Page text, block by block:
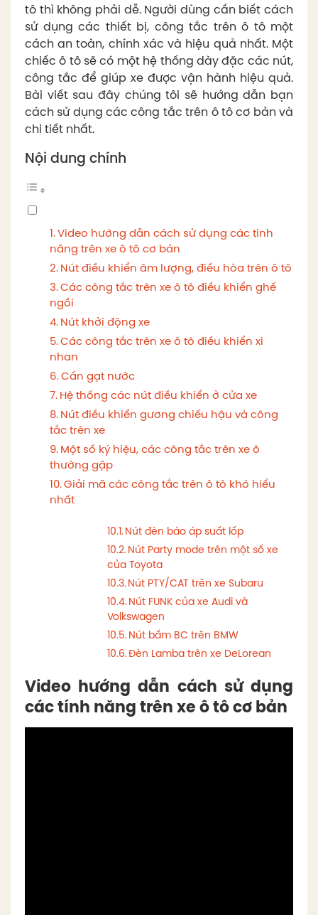
tô thì không phải dễ. Người dùng cần biết cách
sử dụng các thiết bị, công tắc trên ô tô một
cách an toàn, chính xác và hiệu quả nhất. Một
chiếc ô tô sẽ có một hệ thống dày đặc các nút,
công tắc để giúp xe được vận hành hiệu quả.
Bài viết sau đây chúng tôi sẽ hướng dẫn bạn
cách sử dụng các công tắc trên ô tô cơ bản và
chi tiết nhất.
Nội dung chính
Video hướng dẫn cách sử dụng các tính
năng trên xe ô tô cơ bản
Nút điều khiển âm lượng, điều hòa trên ô tô
Các công tắc trên xe ô tô điều khiển ghế
ngồi
Nút khởi động xe
Các công tắc trên xe ô tô điều khiển xi
nhan
Cần gạt nước
Hệ thống các nút điều khiển ở cửa xe
Nút điều khiển gương chiếu hậu và công
tắc trên xe
Một số ký hiệu, các công tắc trên xe ô
thường gặp
Giải mã các công tắc trên ô tô khó hiểu
nhất
Nút đèn báo áp suất lốp
Nút Party mode trên một số xe
của Toyota
Nút PTY/CAT trên xe Subaru
Nút FUNK của xe Audi và
Volkswagen
Nút bấm BC trên BMW
Đèn Lamba trên xe DeLorean
Video hướng dẫn cách sử dụng
các tính năng trên xe ô tô cơ bản